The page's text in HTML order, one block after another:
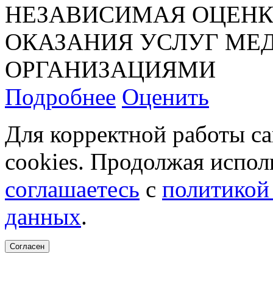
НЕЗАВИСИМАЯ
ОКАЗАНИЯ УСЛУГ
ОРГАНИЗАЦИЯМИ
Подробнее Оценить
Для корректной работы
cookies. Продолжая
соглашаетесь с
данных.
Согласен